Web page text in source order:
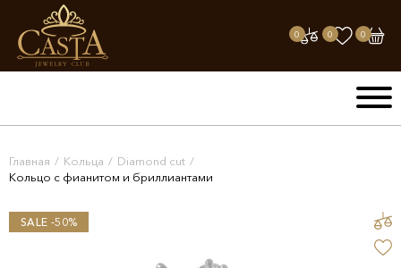
0 0 0
Главная / Кольца / Diamond cut /
Кольцо с фианитом и бриллиантами
SALE -50%